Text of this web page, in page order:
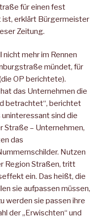
für einen fest
erklärt Bürgermeister
Zeitung.
nicht mehr im Rennen
mündet, für
OP berichtete).
das Unternehmen die
betrachtet“, berichtet
sind die
Straße – Unternehmen,
das
Nutzen
Region Straßen, tritt
ein. Das heißt, die
sie aufpassen müssen,
werden sie passen ihre
der „Erwischten“ und